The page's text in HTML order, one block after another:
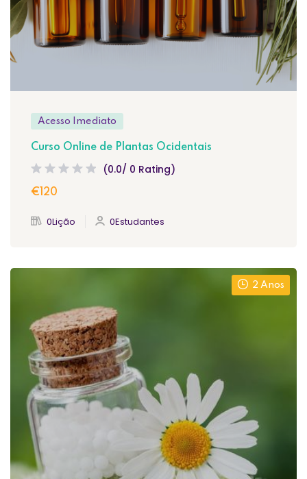
Acesso Imediato
Curso Online de Plantas Ocidentais
(0.0/ 0 Rating)
€120
0Lição 0Estudantes
2 Anos